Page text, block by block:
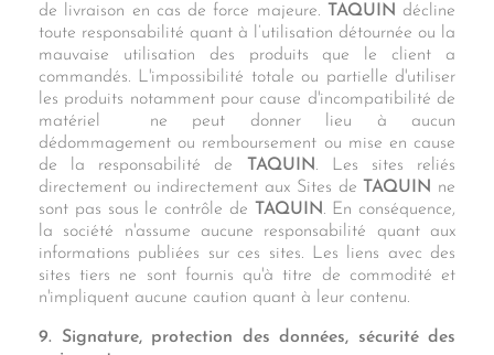
de livraison en cas de force majeure.
TAQUIN décline
toute responsabilité quant à l’utilisation détournée ou la
mauvaise utilisation des produits que le client a
commandés. L'impossibilité totale ou partielle d'utiliser
les produits notamment pour cause d'incompatibilité de
matériel ne peut donner lieu à aucun
dédommagement ou remboursement ou mise en cause
de la responsabilité de
TAQUIN. Les sites reliés
directement ou indirectement aux Sites de
TAQUIN ne
sont pas sous le contrôle de
TAQUIN. En conséquence,
la société n'assume aucune responsabilité quant aux
informations publiées sur ces sites. Les liens avec des
sites tiers ne sont fournis qu'à titre de commodité et
n'impliquent aucune caution quant à leur contenu.
9. Signature, protection des données, sécurité des